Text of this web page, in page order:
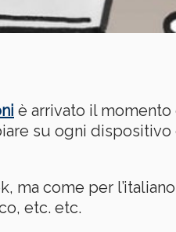
è arrivato il
su ogni
ma come per
etc. etc.